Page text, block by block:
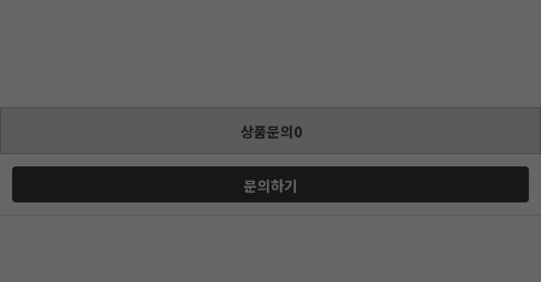
상품문의0
문의하기